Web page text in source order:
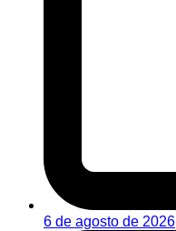
6 de agosto de 2026